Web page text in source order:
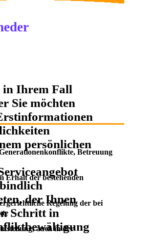
Betreuung
Erhalt der bestehenden
Regelung der bei
auch in der
in Ihrem Fall
Sie möchten
persönlichen
der Ihnen
Schritt in